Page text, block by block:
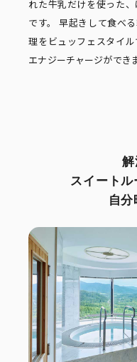
れた牛乳だけを使った
です。 早起きして食べ
理をビュッフェスタイ
エナジーチャージができま
解
スイート
自